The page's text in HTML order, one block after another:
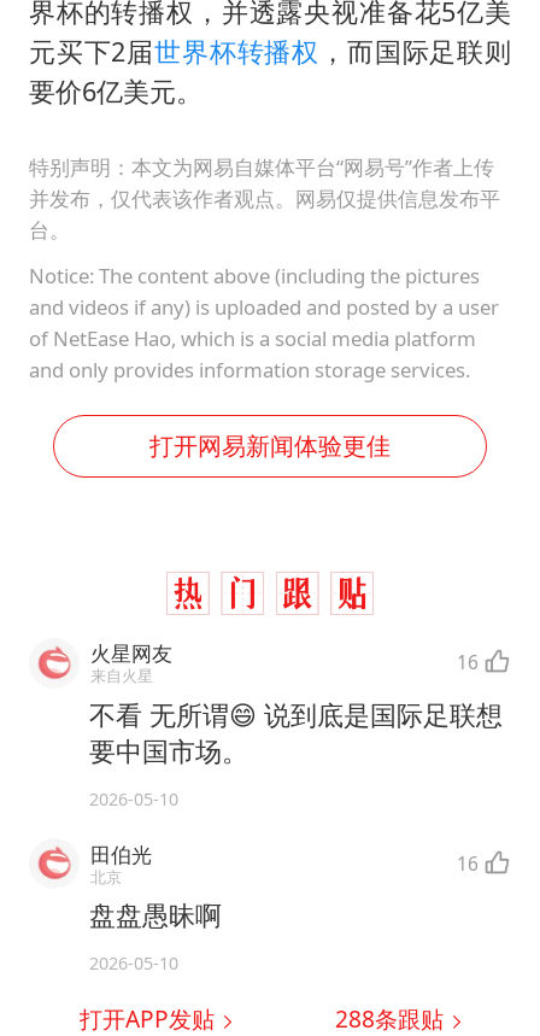
界杯的转播权，并透露央视准备花5亿美
元买下2届世界杯转播权 ，而国际足联则
要价6亿美元。
特别声明：本文为网易自媒体平台“网易号”作者上传
并发布，仅代表该作者观点。网易仅提供信息发布平
台。
Notice: The content above (including the pictures
and videos if any) is uploaded and posted by a user
of NetEase Hao, which is a social media platform
and only provides information storage services.
打开网易新闻体验更佳
火星网友
来自火星 16
不看 无所谓😄 说到底是国际足联想
要中国市场。
2026-05-10
田伯光
北京 16
盘盘愚昧啊
2026-05-10
打开APP发贴 288条跟贴